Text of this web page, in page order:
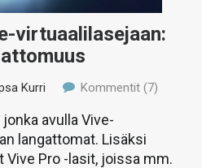
virtuaalilasejaan:
Kurri Kommentit (7)
avulla Vive-
langattomat. Lisäksi
Pro -lasit, joissa mm.